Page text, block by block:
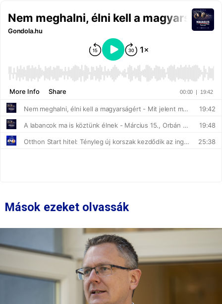
Mások ezeket olvassák